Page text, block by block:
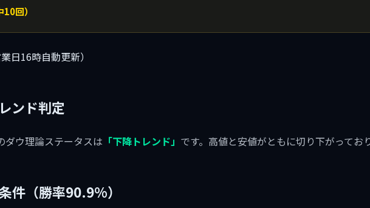
回）
日16時自動更新）
ンド判定
ダウ理論ステータスは 「下降トレンド」 です。高値と安値がともに切り下がってお
件（勝率90.9%）